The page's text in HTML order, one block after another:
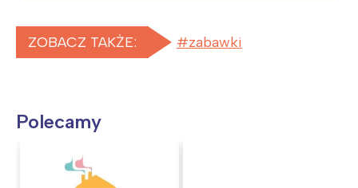
ZOBACZ TAKŻE: zabawki
Polecamy